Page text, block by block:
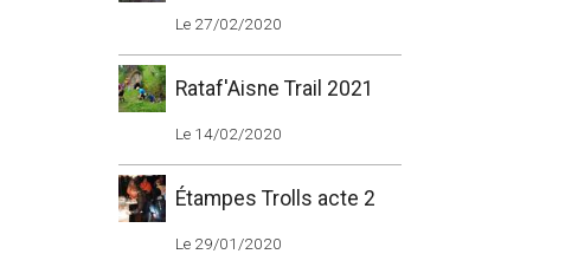
Le 27/02/2020
Rataf'Aisne Trail 2021
Le 14/02/2020
Étampes Trolls acte 2
Le 29/01/2020